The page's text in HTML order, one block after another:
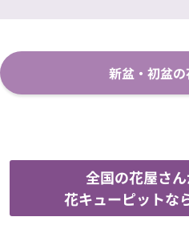
新盆・初盆
全国の花屋さ
花キューピットな